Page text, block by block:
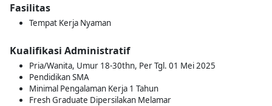
Fasilitas
Tempat Kerja Nyaman
Kualifikasi Administratif
Pria/Wanita, Umur 18-30thn, Per Tgl. 01 Mei 2025
Pendidikan SMA
Minimal Pengalaman Kerja 1 Tahun
Fresh Graduate Dipersilakan Melamar